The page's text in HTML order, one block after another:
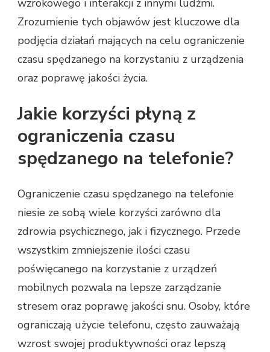
wzrokowego i interakcji z innymi ludźmi.
Zrozumienie tych objawów jest kluczowe dla
podjęcia działań mających na celu ograniczenie
czasu spędzanego na korzystaniu z urządzenia
oraz poprawę jakości życia.
Jakie korzyści płyną z
ograniczenia czasu
spędzanego na telefonie?
Ograniczenie czasu spędzanego na telefonie
niesie ze sobą wiele korzyści zarówno dla
zdrowia psychicznego, jak i fizycznego. Przede
wszystkim zmniejszenie ilości czasu
poświęcanego na korzystanie z urządzeń
mobilnych pozwala na lepsze zarządzanie
stresem oraz poprawę jakości snu. Osoby, które
ograniczają użycie telefonu, często zauważają
wzrost swojej produktywności oraz lepszą